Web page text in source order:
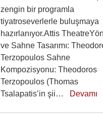
zengin bir programla
tiyatroseverlerle buluşmaya
hazırlanıyor.Attis
ve Sahne Tasarımı:
Terzopoulos Sahne
Kompozisyonu: Theodoros
Terzopoulos (Thomas
Tsalapatis’in şii… Devamı